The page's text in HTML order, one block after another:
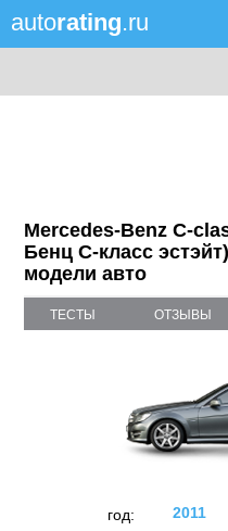
autorating.ru
Mercedes-Benz C-
Бенц C-класс
модели авто
ТЕСТЫ ОТЗЫВЫ
год:
2011